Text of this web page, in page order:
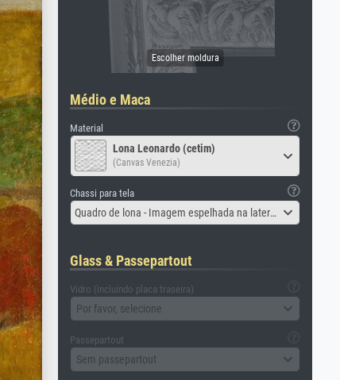
Médio e Maca
Material
Lona Leonardo (cetim)
(Canvas Venezia)
Chassi para tela
Quadro de lona - Imagem espelhada na lateral
Glass & Passepartout
Vidro (incluindo placa traseira)
Por favor, selecione
Passepartout
Sem passepartout